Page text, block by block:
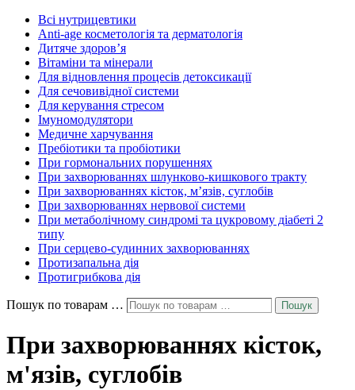
Всі нутрицевт​ики
Anti-age косметологія та дерматологія
Дитяче здоров’я
Вітаміни та мінерали
Для відновлення процесів детоксикації
Для сечовивідної системи
Для керування стресом
Імуномодулятори
Медичне харчування
Пребіотики та пробіотики
При гормональних порушеннях
При захворюваннях шлунково-кишкового тракту
При захворюваннях кісток, м’язів, суглобів
При захворюваннях нервової системи
При метаболічному синдромі та цукровому діабеті 2
типу
При серцево-судинних захворюваннях
Протизапальна дія
Протигрибкова дія
Пошук по товарам … Пошук
При захворюваннях кісток,
м'язів, суглобів